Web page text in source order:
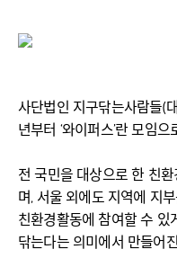
사단법인 지구닦는사람들(
년부터 ‘와이퍼스’란 모임
전 국민을 대상으로 한 친
며, 서울 외에도 지역에 지
친환경활동에 참여할 수 있
닦는다는 의미에서 만들어